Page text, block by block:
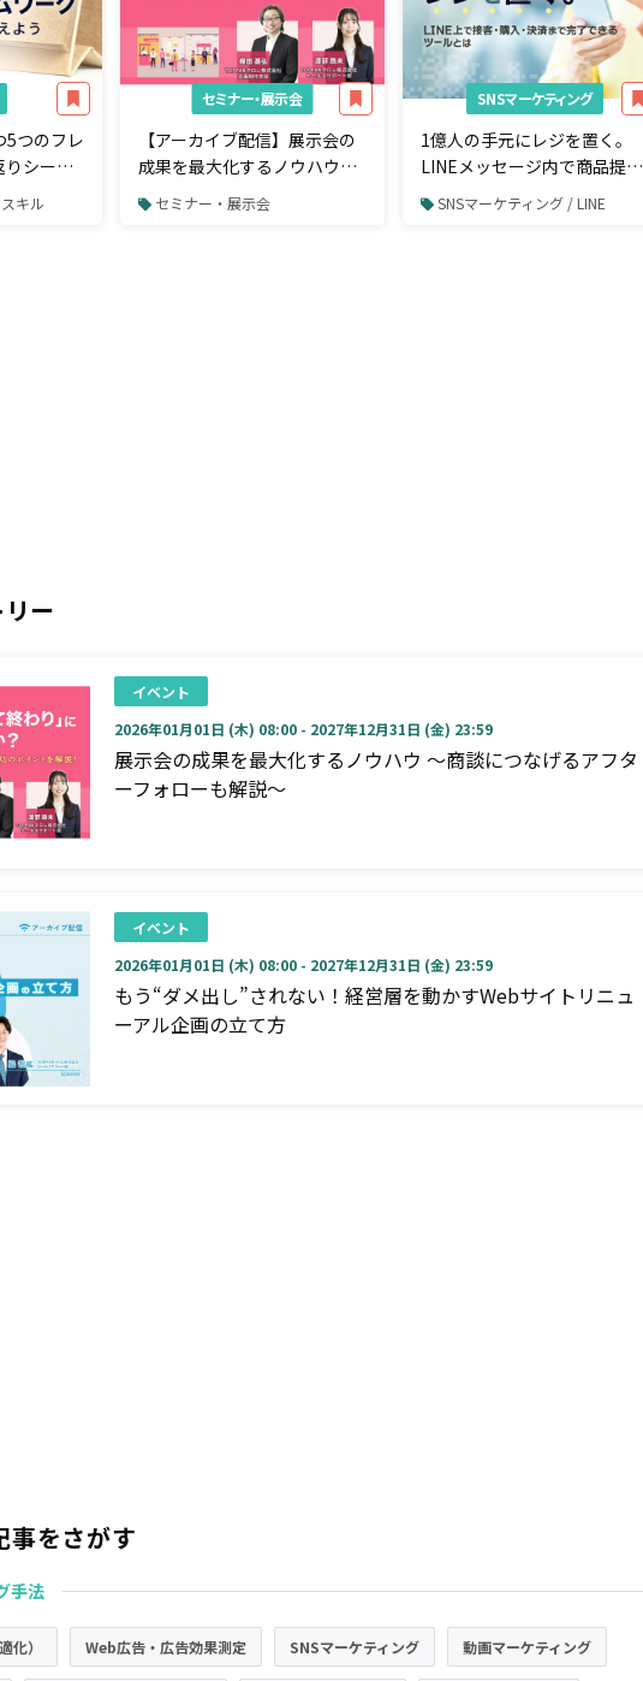
5つのフレ
りシート
えよう
キル
セミナー・展示会
【アーカイブ配信】展示会の
成果を最大化するノウハウ～
商談につなげるアフターフォ
ローも解説～
セミナー・展示会
SNSマーケティング
1億人の手元にレジを置く。
LINEメッセージ内で商品提案
から購入・決済まで完了でき
るツールとは
SNSマーケティング / LINE
ー
イベント
2026年01月01日 (木) 08:00 - 2027年12月31日 (金) 23:59
展示会の成果を最大化するノウハウ ～商談につなげるアフタ
ーフォローも解説～
イベント
2026年01月01日 (木) 08:00 - 2027年12月31日 (金) 23:59
もう“ダメ出し”されない！経営層を動かすWebサイトリニュ
ーアル企画の立て方
事をさがす
手法
化） Web広告・広告効果測定 SNSマーケティング 動画マーケティング